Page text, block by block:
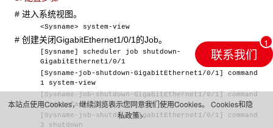
# 进入系统视图。
<Sysname> system-view
# 创建关闭GigabitEthernet1/0/1的Job。
[Sysname] scheduler job shutdown-
GigabitEthernet1/0/1
[Sysname-job-shutdown-GigabitEthernet1/0/1] command
1 system-view
[Sysname-job-shutdown-GigabitEthernet1/0/1] command
2 interface gigabitethernet 1/0/1
[Sysname-job-shutdown-GigabitEthernet1/0/1] command
3 shutdown
联系我们
本站点使用Cookies，继续浏览表示您同意我们使用Cookies。 Cookies和隐
私政策>